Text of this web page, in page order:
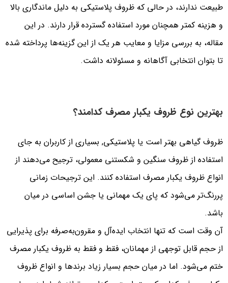
طبیعت ندارند، در حالی که ظروف پلاستیکی به دلیل ماندگاری بالا
و هزینه کمتر همچنان مورد استفاده گسترده قرار دارند. در این
مقاله، به بررسی مزایا و معایب هر یک از این گزینه‌ها پرداخته شده
تا بتوان انتخابی آگاهانه و مسئولانه داشت.
بهترین نوع ظروف یکبار مصرف کدامند؟
ظروف گیاهی بهتر است یا پلاستیکی, بسیاری از کاربران به جای
استفاده از ظروف سنگین و شکستنی معمولی، ترجیح می‌دهند از
انواع ظروف یکبار مصرف استفاده کنند. این ترجیحات زمانی
پررنگ‌تر می‌شود که پای یک مهمانی یا جشن اساسی در میان
باشد.
آن وقت است که تنها انتخاب ایده‌آل و مقرون‌به‌صرفه برای پذیرایی
از حجم قابل توجهی از مهمانان، فقط و فقط به ظروف یکبار مصرف
ختم می‌شود. اما در میان حجم بسیار زیاد برندها و انواع ظروف